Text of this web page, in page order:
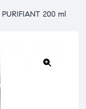
200 ml